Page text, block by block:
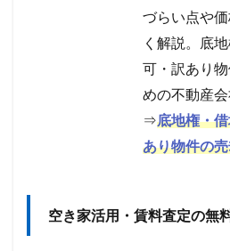
づらい点や
く解説。底
可・訳あり
めの不動産会
⇒底地権・
あり物件の
空き家活用・賃料査定の無